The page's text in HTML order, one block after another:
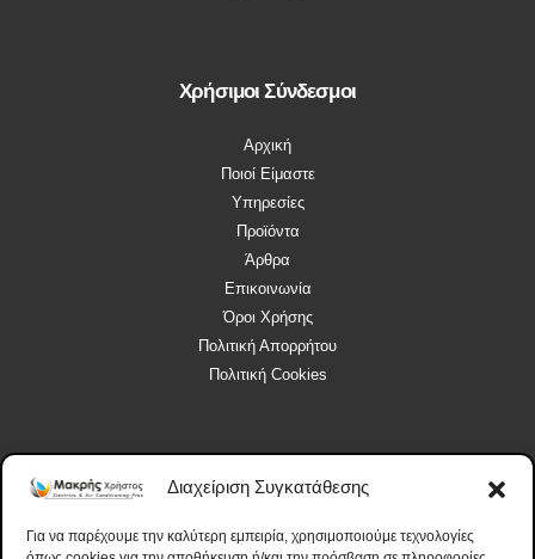
Διαχείριση Συγκατάθεσης
Για να παρέχουμε την καλύτερη εμπειρία, χρησιμοποιούμε τεχνολογίες
Χρήσιμοι Σύνδεσμοι
Αρχική
Ποιοί Είμαστε
Υπηρεσίες
Προϊόντα
Άρθρα
Επικοινωνία
Όροι Χρήσης
Πολιτική Απορρήτου
Πολιτική Cookies
Ωράριο Λειτουργίας
Δευτέρα, Τετάρτη: 09:30 - 14:00